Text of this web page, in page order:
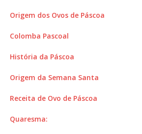
Origem dos Ovos de Páscoa
Colomba Pascoal
História da Páscoa
Origem da Semana Santa
Receita de Ovo de Páscoa
Quaresma: